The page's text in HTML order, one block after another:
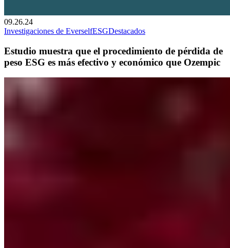
09.26.24
Investigaciones de EverselfESGDestacados
Estudio muestra que el procedimiento de pérdida de
peso ESG es más efectivo y económico que Ozempic